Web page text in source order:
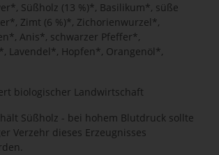
Süßholz (13 %)*, Basilikum*, süße
Zimt (6 %)*, Zichorienwurzel*,
Anis*, schwarzer Pfeffer*,
Lavendel*, Hopfen*, Orangenöl*,
biologischer Landwirtschaft
Süßholz - bei hohem Blutdruck sollte
Verzehr dieses Erzeugnisses